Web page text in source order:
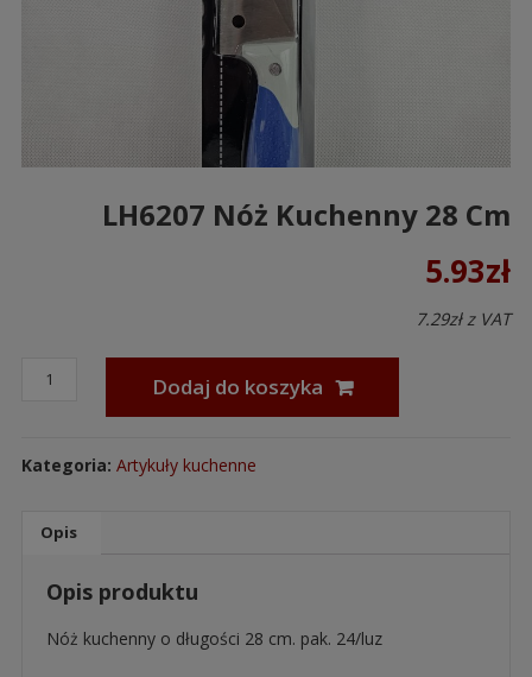
LH6207 Nóż Kuchenny 28 Cm
5.93zł
7.29złz VAT
Dodaj do koszyka
Kategoria: Artykuły kuchenne
Opis
Opis produktu
Nóż kuchenny o długości 28 cm. pak. 24/luz